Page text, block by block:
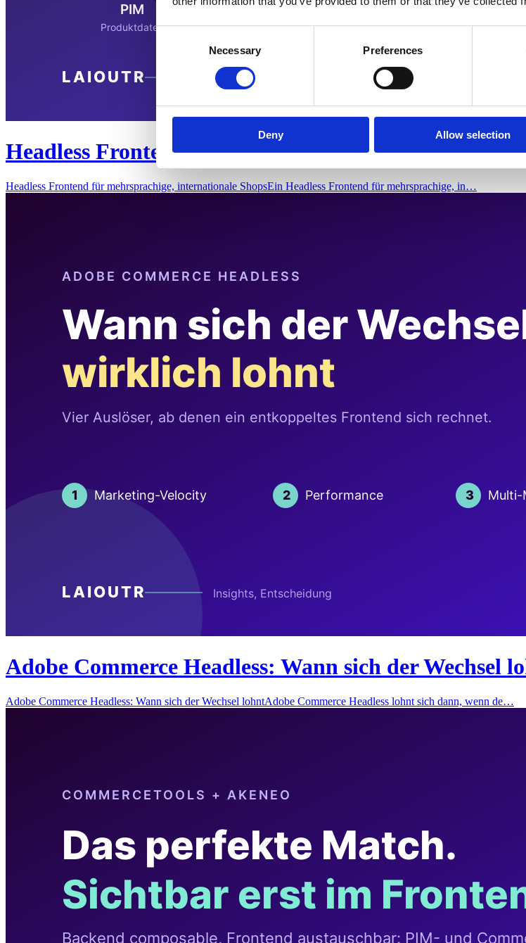
Consent
Necessary Preferences
Deny Allow selection
Headless Frontend für mehrsprachige, internationale
Headless Frontend für mehrsprachige, internationale ShopsEin Headless Frontend für mehrsprachige, in…
Adobe Commerce Headless: Wann sich der Wechsel
Adobe Commerce Headless: Wann sich der Wechsel lohntAdobe Commerce Headless lohnt sich dann, wenn de…